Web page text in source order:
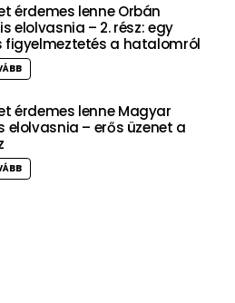
érdemes lenne Orbán
elolvasnia – 2. rész: egy
figyelmeztetés a hatalomról
érdemes lenne Magyar
elolvasnia – erős üzenet a